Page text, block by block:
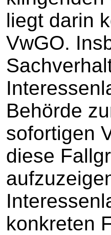
liegt darin
VwGO.
Behörde
sofortigen
diese
konkreten